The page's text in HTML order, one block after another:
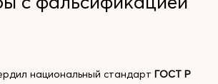
национальный стандарт ГОСТ Р